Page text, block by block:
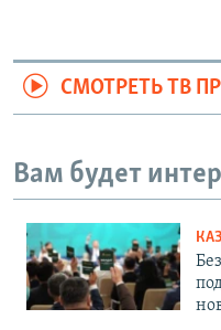
СМОТРЕТЬ ТВ
Вам будет